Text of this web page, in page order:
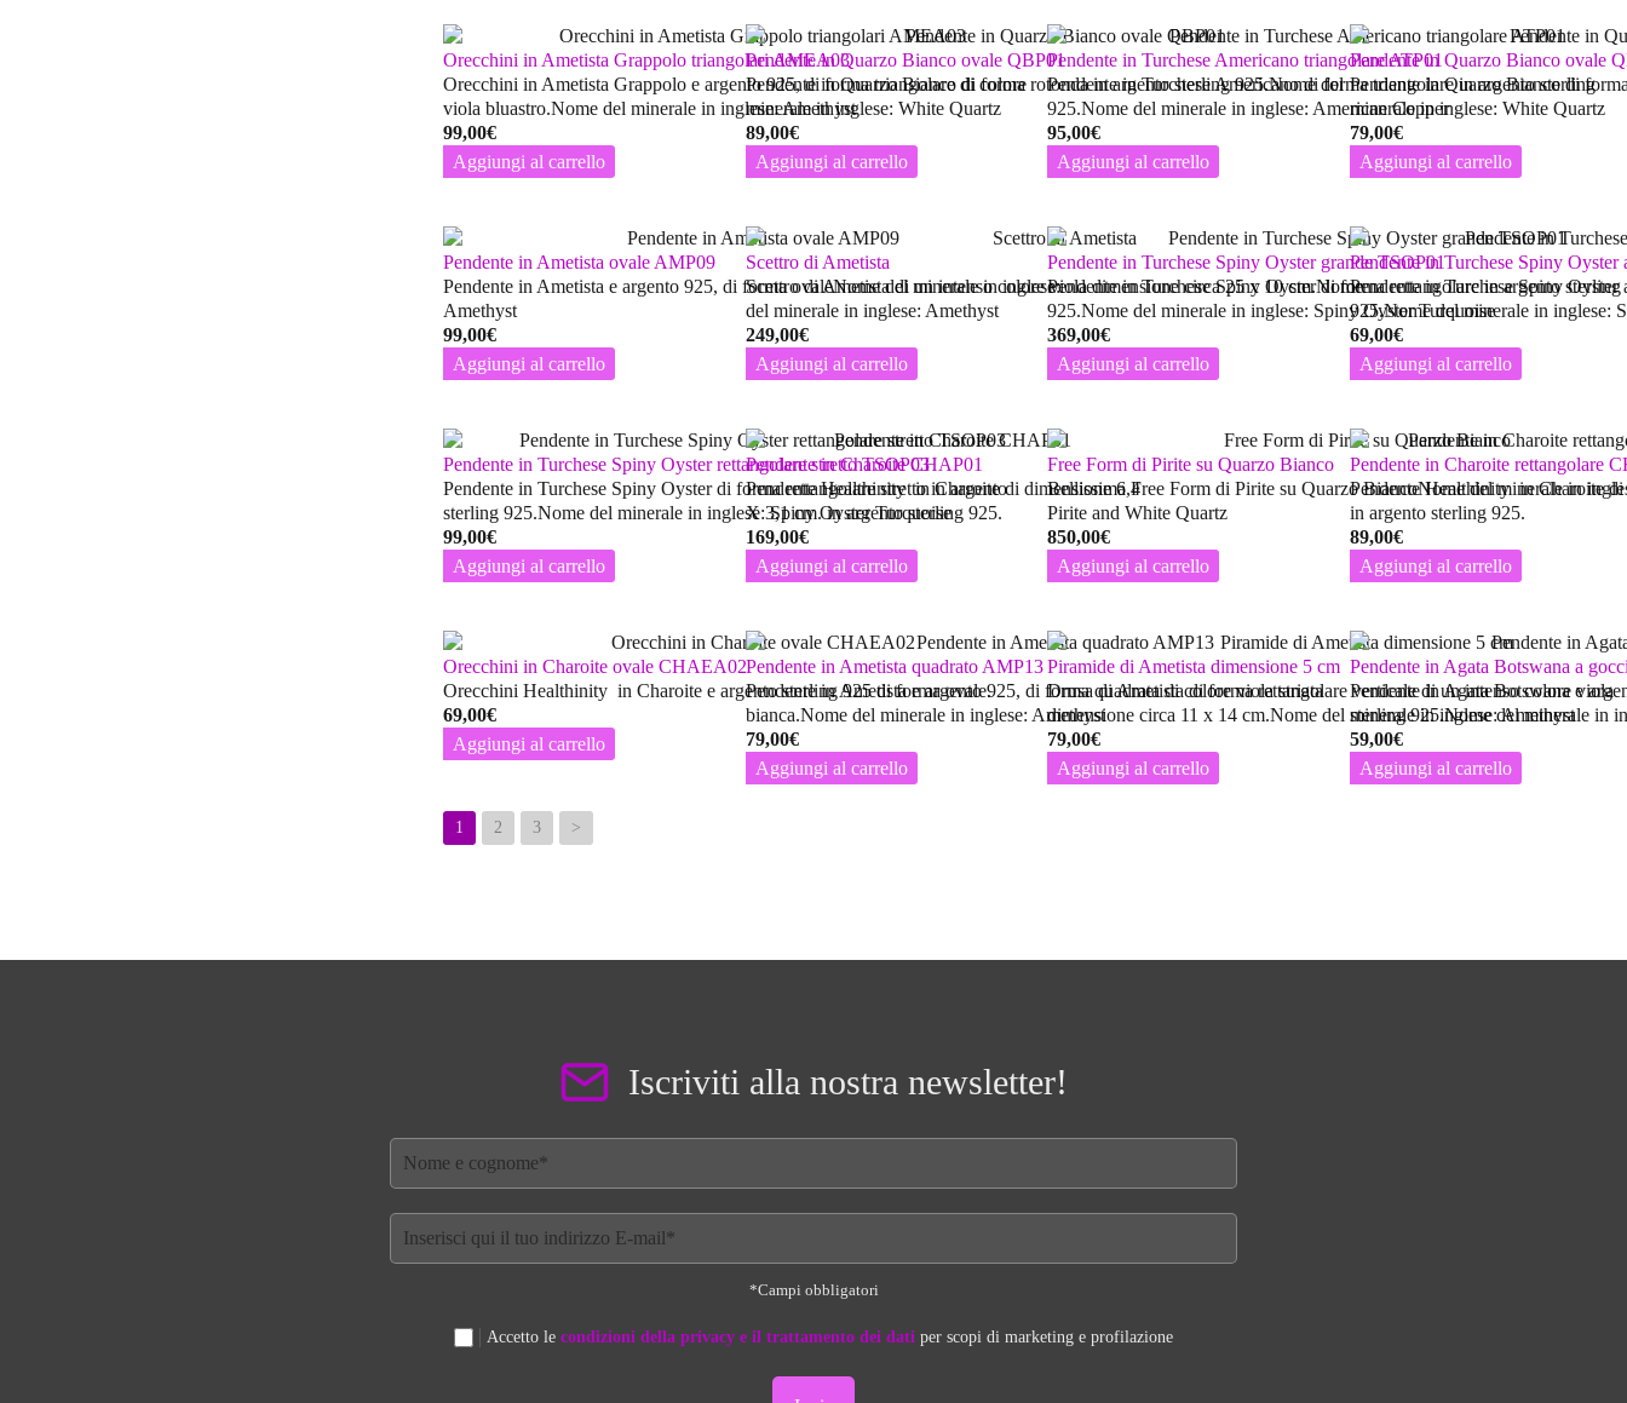
Orecchini in Ametista Grappolo triangolari AMEA03
Orecchini in Ametista Grappolo e argento 925, di forma triangolare di colore
viola bluastro.Nome del minerale in inglese: Amethyst
99,00€
Aggiungi al carrello
Pendente in Quarzo Bianco ovale QBP01
Pendente in Quarzo Bianco di forma rotonda in argento sterling 925.Nome del
minerale in inglese: White Quartz
89,00€
Aggiungi al carrello
Pendente in Turchese Americano triangolare ATP01
Pendente in Turchese Americano di forma triangolare in argento sterling
925.Nome del minerale in inglese: American Copper
95,00€
Aggiungi al carrello
Pendente in Quarzo Bianco ovale
Pendente in Quarzo Bianco di
minerale in inglese: White Quartz
79,00€
Aggiungi al carrello
Pendente in Ametista ovale AMP09
Pendente in Ametista e argento 925, di forma ovaleNome del minerale in inglese:
Amethyst
99,00€
Aggiungi al carrello
Scettro di Ametista
Scettro di Ametista di un intenso colore viola dimensione circa 25 x 10 cm.Nome
del minerale in inglese: Amethyst
249,00€
Aggiungi al carrello
Pendente in Turchese Spiny Oyster grande TSOP01
Pendente in Turchese Spiny Oyster di forma rettangolare in argento sterling
925.Nome del minerale in inglese: Spiny Oyster Turquoise
369,00€
Aggiungi al carrello
Pendente in Turchese Spiny Oyster
Pendente in Turchese Spiny
925.Nome del minerale in inglese:
69,00€
Aggiungi al carrello
Pendente in Turchese Spiny Oyster rettangolare stretto TSOP03
Pendente in Turchese Spiny Oyster di forma rettangolare stretto in argento
sterling 925.Nome del minerale in inglese: Spiny Oyster Turquoise
99,00€
Aggiungi al carrello
Pendente in Charoite CHAP01
Pendente Healthinity in Charoite di dimensione 6,4
X 3,1 cm. in argento sterling 925.
169,00€
Aggiungi al carrello
Free Form di Pirite su Quarzo Bianco
Bellissima Free Form di Pirite su Quarzo BiancoNome del minerale in
Pirite and White Quartz
850,00€
Aggiungi al carrello
Pendente in Charoite rettangolare
Pendente Healthinity in Charoite di
in argento sterling 925.
89,00€
Aggiungi al carrello
Orecchini in Charoite ovale CHAEA02
Orecchini Healthinity in Charoite e argento sterling 925 di forma ovale.
69,00€
Aggiungi al carrello
Pendente in Ametista quadrato AMP13
Pendente in Ametista e argento 925, di forma quadrata di colore viola striata
bianca.Nome del minerale in inglese: Amethyst
79,00€
Aggiungi al carrello
Piramide di Ametista dimensione 5 cm
Drusa di Ametista di forma rettangolare verticale di un intenso colore viola
dimensione circa 11 x 14 cm.Nome del minerale in inglese: Amethyst
79,00€
Aggiungi al carrello
Pendente in Agata Botswana a
Pendente in Agata Botswana e
sterling 925.Nome del minerale in
59,00€
Aggiungi al carrello
1 2 3 >
Iscriviti alla nostra newsletter!
*Campi obbligatori
Accetto le condizioni della privacy e il trattamento dei dati per scopi di marketing e profilazione